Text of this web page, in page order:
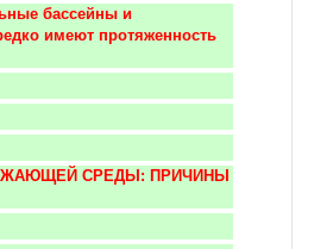
имеют протяженность
СРЕДЫ: ПРИЧИНЫ